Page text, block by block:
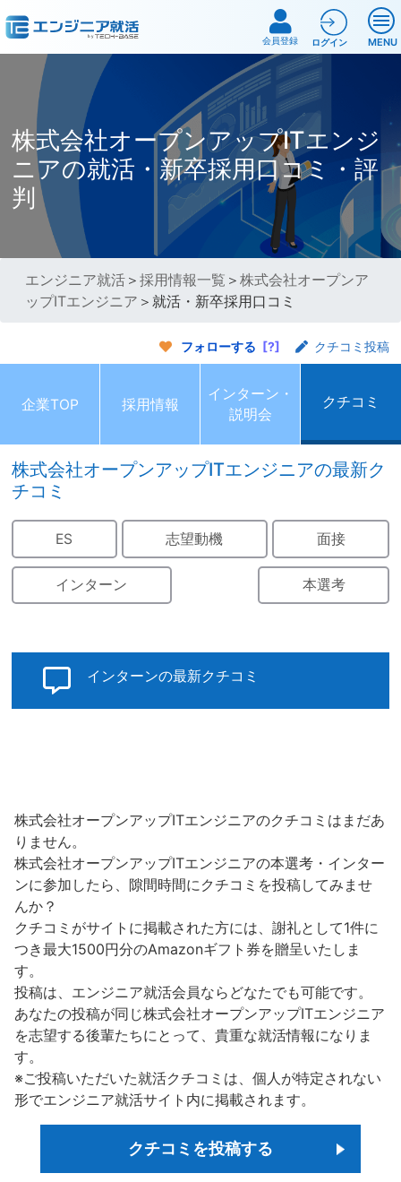
MENU
会員登録 ログイン
株式会社オープンアップITエンジ
ニアの就活・新卒採用口コミ・評
判
エンジニア就活 ＞採用情報一覧 ＞株式会社オープンア
ップITエンジニア ＞就活・新卒採用口コミ
フォローする [?] クチコミ投稿
企業TOP 採用情報
インターン・
説明会
クチコミ
株式会社オープンアップITエンジニアの最新ク
チコミ
ES 志望動機 面接
インターン 本選考
インターンの最新クチコミ
株式会社オープンアップITエンジニアのクチコミはまだあ
りません。
株式会社オープンアップITエンジニアの本選考・インター
ンに参加したら、隙間時間にクチコミを投稿してみませ
んか？
クチコミがサイトに掲載された方には、謝礼として1件に
つき最大1500円分のAmazonギフト券を贈呈いたしま
す。
投稿は、エンジニア就活会員ならどなたでも可能です。
あなたの投稿が同じ株式会社オープンアップITエンジニア
を志望する後輩たちにとって、貴重な就活情報になりま
す。
※ご投稿いただいた就活クチコミは、個人が特定されない
形でエンジニア就活サイト内に掲載されます。
クチコミを投稿する